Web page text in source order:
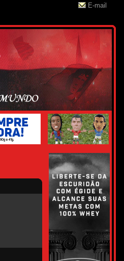
E-mail